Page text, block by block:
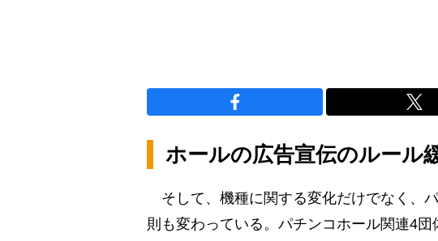
ホールの広告宣伝のルール
そして、機種に関する変化だけでなく、
則も変わっている。パチンコホール関連4